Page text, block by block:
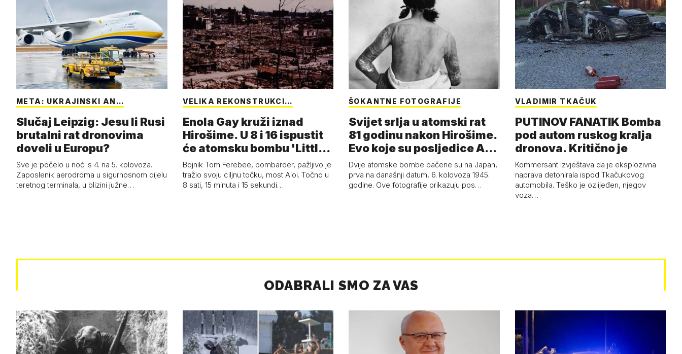
META: UKRAJINSKI AN…
Slučaj Leipzig: Jesu li Rusi
brutalni rat dronovima
doveli u Europu?
Sve je počelo u noći s 4. na 5. kolovoza.
Zaposlenik aerodroma u sigurnosnom dijelu
teretnog terminala, u blizini južne…
VELIKA REKONSTRUKCI…
Enola Gay kruži iznad
Hirošime. U 8 i 16 ispustit
će atomsku bombu 'Little
Boy'
Bojnik Tom Ferebee, bombarder, pažljivo je
tražio svoju ciljnu točku, most Aioi. Točno u
8 sati, 15 minuta i 15 sekundi…
ŠOKANTNE FOTOGRAFIJE
Svijet srlja u atomski rat
81 godinu nakon Hirošime.
Evo koje su posljedice A-
b…
Dvije atomske bombe bačene su na Japan,
prva na današnji datum, 6. kolovoza 1945.
godine. Ove fotografije prikazuju pos…
VLADIMIR TKAČUK
PUTINOV FANATIK Bomba
pod autom ruskog kralja
dronova. Kritično je
Kommersant izvještava da je eksplozivna
naprava detonirala ispod Tkačukovog
automobila. Teško je ozlijeđen, njegov
voza…